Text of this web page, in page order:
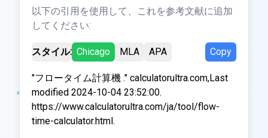
以下の引用を使用して、これを参考文献に追加
してください:
スタイル: Chicago MLA APA Copy
"フロータイム計算機 ." calculatorultra.com,Last
modified 2024-10-04 23:52:00.
https://www.calculatorultra.com/ja/tool/flow-
time-calculator.html.